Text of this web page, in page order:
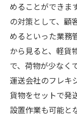
めることができま
の対策として、顧
めるといった業務
から見ると、軽貨
で、荷物が少なく
運送会社のフレキ
貨物をセットで発
設置作業も可能と